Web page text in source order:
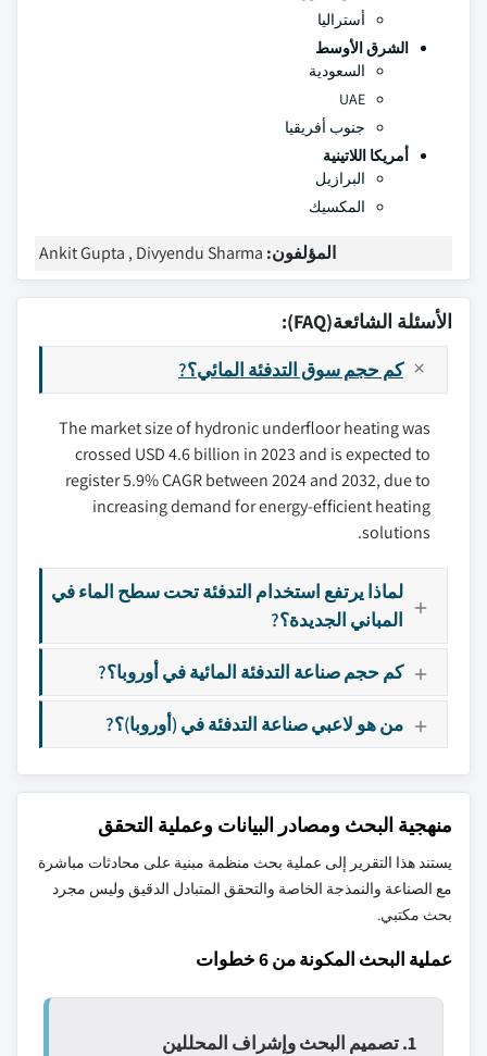
أستراليا
الشرق الأوسط
السعودية
UAE
جنوب أفريقيا
أمريكا اللاتينية
البرازيل
المكسيك
المؤلفون: Ankit Gupta , Divyendu Sharma
الأسئلة الشائعة(FAQ):
كم حجم سوق التدفئة المائي؟?
The market size of hydronic underfloor heating was
crossed USD 4.6 billion in 2023 and is expected to
register 5.9% CAGR between 2024 and 2032, due to
increasing demand for energy-efficient heating
solutions.
لماذا يرتفع استخدام التدفئة تحت سطح الماء في
المباني الجديدة؟?
كم حجم صناعة التدفئة المائية في أوروبا؟?
من هو لاعبي صناعة التدفئة في (أوروبا)؟?
منهجية البحث ومصادر البيانات وعملية التحقق
يستند هذا التقرير إلى عملية بحث منظمة مبنية على محادثات مباشرة
مع الصناعة والنمذجة الخاصة والتحقق المتبادل الدقيق وليس مجرد
بحث مكتبي.
عملية البحث المكونة من 6 خطوات
1. تصميم البحث وإشراف المحللين